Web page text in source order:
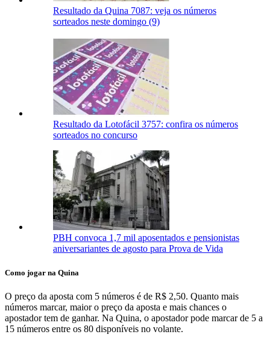
Resultado da Quina 7087: veja os números
sorteados neste domingo (9)
Resultado da Lotofácil 3757: confira os números
sorteados no concurso
PBH convoca 1,7 mil aposentados e pensionistas
aniversariantes de agosto para Prova de Vida
Como jogar na Quina
O preço da aposta com 5 números é de R$ 2,50. Quanto mais
números marcar, maior o preço da aposta e mais chances o
apostador tem de ganhar. Na Quina, o apostador pode marcar de 5 a
15 números entre os 80 disponíveis no volante.